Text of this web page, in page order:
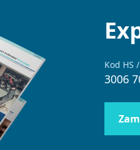
Kod HS
3006